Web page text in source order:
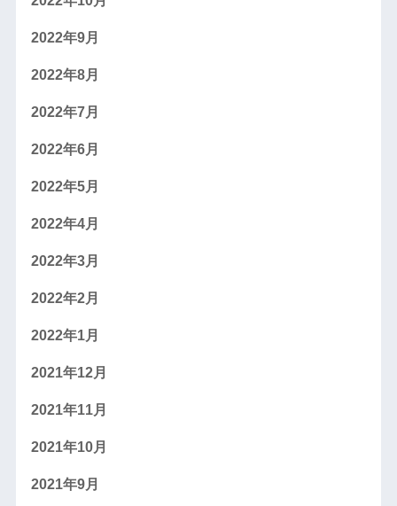
2022年9月
2022年8月
2022年7月
2022年6月
2022年5月
2022年4月
2022年3月
2022年2月
2022年1月
2021年12月
2021年11月
2021年10月
2021年9月